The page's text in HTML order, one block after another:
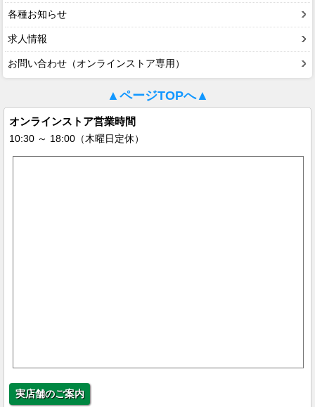
各種お知らせ
求人情報
お問い合わせ（オンラインストア専用）
▲ページTOPへ▲
オンラインストア営業時間
10:30 ～ 18:00（木曜日定休）
実店舗のご案内